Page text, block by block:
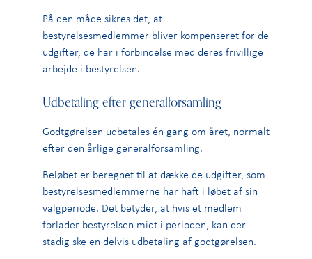
På den måde sikres det, at
bestyrelsesmedlemmer bliver kompenseret for de
udgifter, de har i forbindelse med deres frivillige
arbejde i bestyrelsen.
Udbetaling efter generalforsamling
Godtgørelsen udbetales én gang om året, normalt
efter den årlige generalforsamling.
Beløbet er beregnet til at dække de udgifter, som
bestyrelsesmedlemmerne har haft i løbet af sin
valgperiode. Det betyder, at hvis et medlem
forlader bestyrelsen midt i perioden, kan der
stadig ske en delvis udbetaling af godtgørelsen.